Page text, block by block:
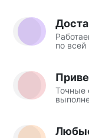
по всей
Точные